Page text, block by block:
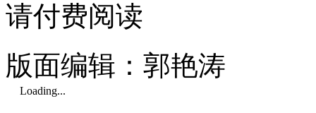
请付费阅读
版面编辑：郭艳涛
Loading...